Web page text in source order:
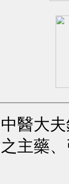
醫大
主藥